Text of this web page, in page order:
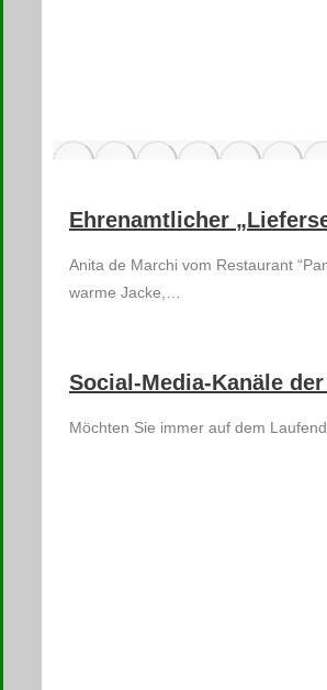
Ehrenamtlicher
Anita de Marchi vom Restaurant
warme Jacke,…
Social-Media-Kanäle
Möchten Sie immer auf dem